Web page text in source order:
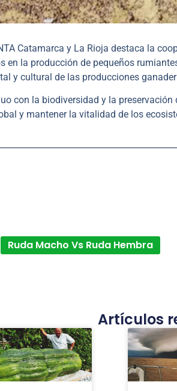
Catamarca y La Rioja destaca la
la producción de pequeños
y cultural de las producciones
con la biodiversidad y la preservación
y mantener la vitalidad de los
Ruda Macho Vs Ruda Hembra
Artículos